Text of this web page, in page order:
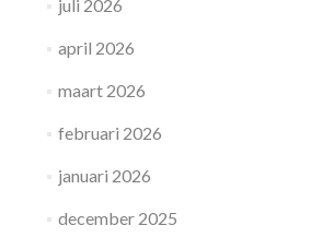
juli 2026
april 2026
maart 2026
februari 2026
januari 2026
december 2025